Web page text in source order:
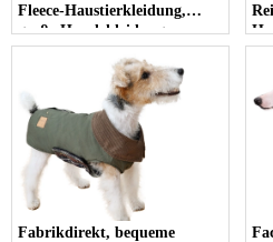
Fleece-Haustierkleidung,
große Hundekleidung,
warmer, isolierter Mantel für
modischen Hundekomfort
im
Fabrikdirekt, bequeme